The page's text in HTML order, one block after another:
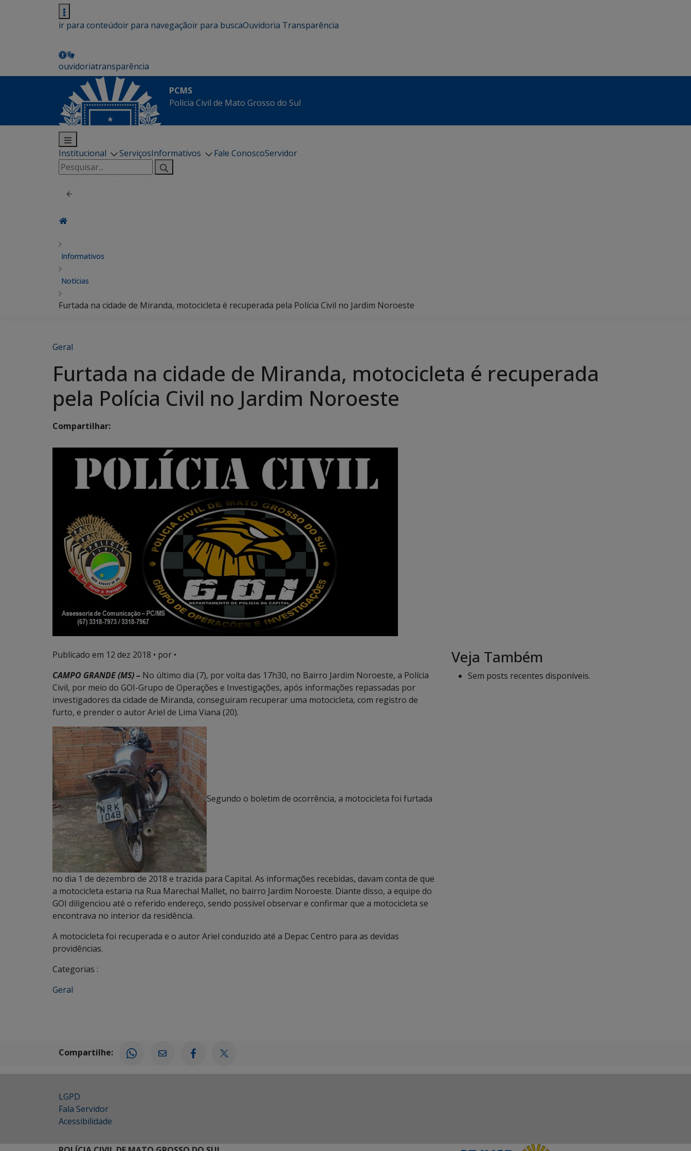
ir para conteúdoir para navegaçãoir para buscaOuvidoria Transparência
ouvidoriatransparência
PCMS
Polícia Civil de Mato Grosso do Sul
Institucional ServiçosInformativos Fale ConoscoServidor
Pesquisar
por:
Informativos
Notícias
Furtada na cidade de Miranda, motocicleta é recuperada pela Polícia Civil no Jardim Noroeste
Geral
Furtada na cidade de Miranda, motocicleta é recuperada
pela Polícia Civil no Jardim Noroeste
Compartilhar:
Publicado em 12 dez 2018 • por •
CAMPO GRANDE (MS) – No último dia (7), por volta das 17h30, no Bairro Jardim Noroeste, a Polícia
Civil, por meio do GOI-Grupo de Operações e Investigações, após informações repassadas por
investigadores da cidade de Miranda, conseguiram recuperar uma motocicleta, com registro de
furto, e prender o autor Ariel de Lima Viana (20).
Segundo o boletim de ocorrência, a motocicleta foi furtada
no dia 1 de dezembro de 2018 e trazida para Capital. As informações recebidas, davam conta de que
a motocicleta estaria na Rua Marechal Mallet, no bairro Jardim Noroeste. Diante disso, a equipe do
GOI diligenciou até o referido endereço, sendo possível observar e confirmar que a motocicleta se
encontrava no interior da residência.
A motocicleta foi recuperada e o autor Ariel conduzido até a Depac Centro para as devidas
providências.
Categorias :
Geral
Veja Também
Sem posts recentes disponíveis.
Compartilhe:
LGPD
Fala Servidor
Acessibilidade